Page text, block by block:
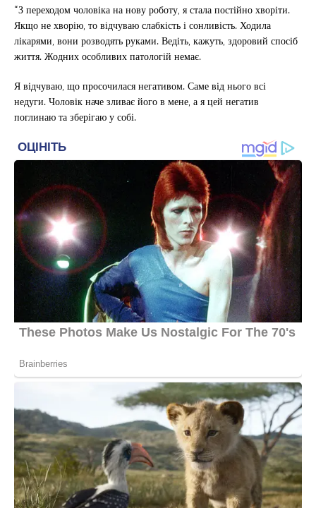
“З переходом чоловіка на нову роботу, я стала постійно хворіти.
Якщо не хворію, то відчуваю слабкість і сонливість. Ходила
лікарями, вони розводять руками. Ведіть, кажуть, здоровий спосіб
життя. Жодних особливих патологій немає.
Я відчуваю, що просочилася негативом. Саме від нього всі
недуги. Чоловік наче зливає його в мене, а я цей негатив
поглинаю та зберігаю у собі.